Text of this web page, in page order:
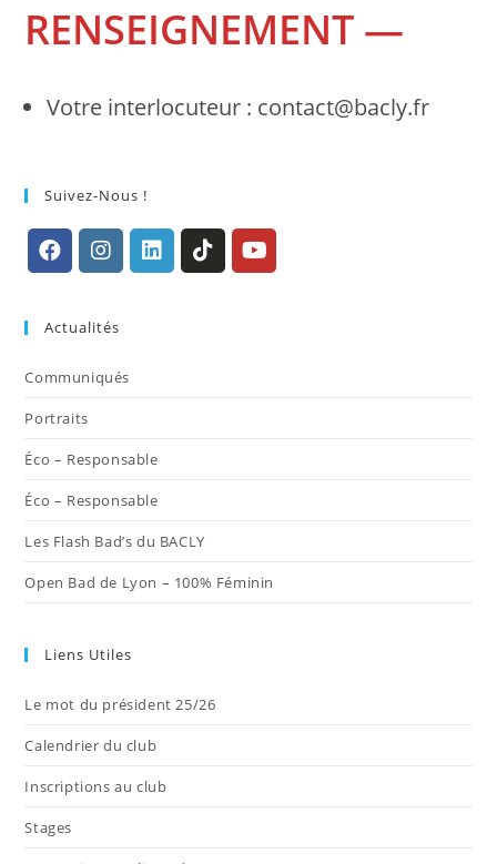
RENSEIGNEMENT —
Votre interlocuteur : contact@bacly.fr
Suivez-Nous !
un
nouvel
nouvel
Actualités
Communiqués
Portraits
Éco – Responsable
Éco – Responsable
Les Flash Bad’s du BACLY
Open Bad de Lyon – 100% Féminin
Liens Utiles
Le mot du président 25/26
Calendrier du club
Inscriptions au club
Stages